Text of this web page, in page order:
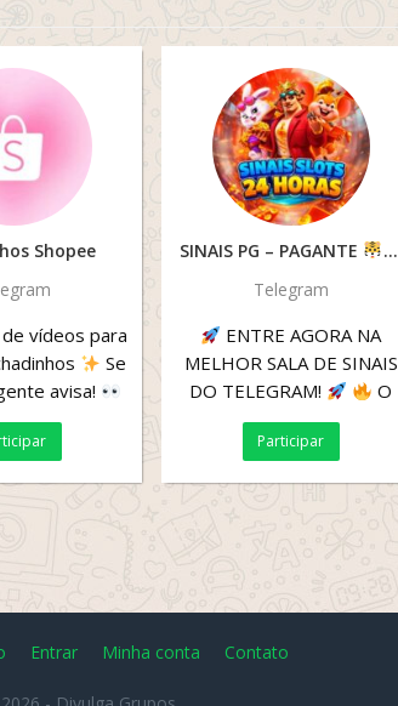
Shopee
vídeos para
Se
avisa!
de...
SINAIS PG – PAGANTE
Telegram
ENTRE AGORA NA
MELHOR SALA DE SINAIS
DO TELEGRAM!
O
QUE VOCÊ ENCONTRA
AQUI:
Sala 100%
Participar
Entrar Minha conta Contato